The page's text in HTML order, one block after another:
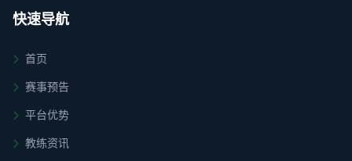
快速导航
首页
赛事预告
平台优势
教练资讯